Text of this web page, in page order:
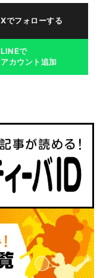
。
前
へ
Xでフォローする
LINEで
アカウント追加